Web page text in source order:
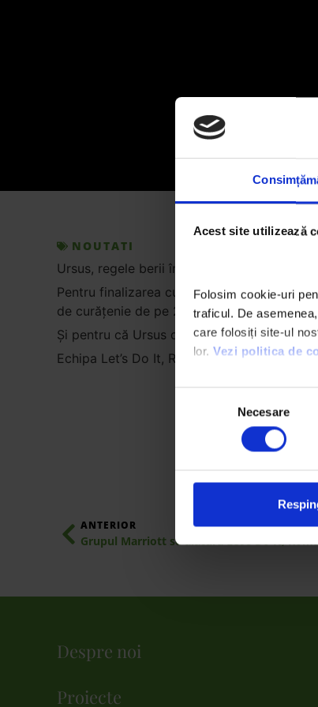
Acest site utilizează
Folosim cookie-uri
traficul. De
care folosiți site-ul
lor. Vezi politica de
consimțământului
Necesare
NOUTATI
Ursus, regele berii în România, este unul
Pentru finalizarea cu succes a proiectului,
de curăţenie de pe 25 septembrie.
Şi pentru că Ursus doreşte să contribuie şi
Echipa Let’s Do It, Romania! mulţumeşte
ANTERIOR
Grupul Marriott se alătură Let’s Do It,
Despre noi
Proiecte